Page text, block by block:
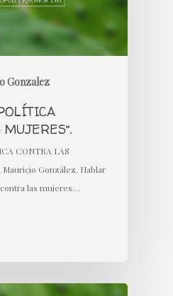
Gonzalez
CONTRA LAS
Mauricio González. Hablar
las mujeres…